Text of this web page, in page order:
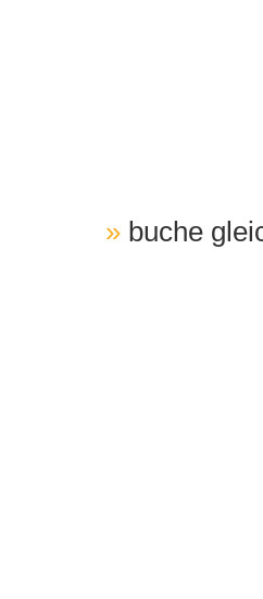
»buche